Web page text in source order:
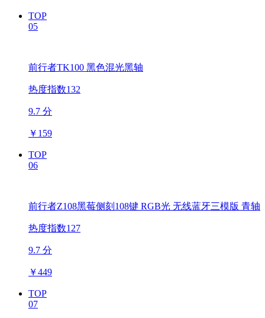
TOP
05
前行者TK100 黑色混光黑轴
热度指数132
9.7 分
￥ 159
TOP
06
前行者Z108黑莓侧刻108键 RGB光 无线蓝牙三模版 青轴
热度指数127
9.7 分
￥449
TOP
07